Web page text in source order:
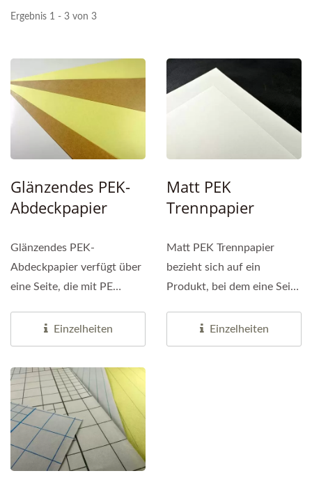
Ergebnis 1 - 3 von 3
Glänzendes PEK-
Abdeckpapier
Glänzendes PEK-
Abdeckpapier verfügt über
eine Seite, die mit PE
bietet...
Einzelheiten
Matt PEK
Trennpapier
Matt PEK Trennpapier
bezieht sich auf ein
Produkt, bei dem eine Seite
Einzelheiten